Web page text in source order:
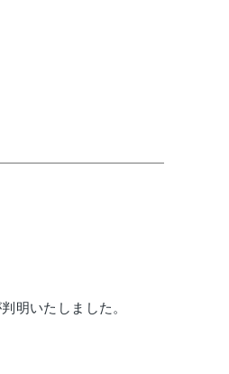
明いたしました。